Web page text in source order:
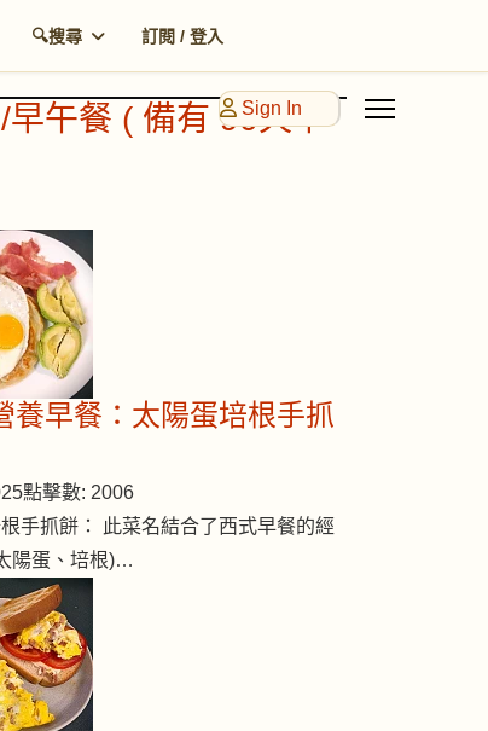
🔍搜尋 訂閱 / 登入
Sign In
早午餐 ( 備有 90天早
養早餐：太陽蛋培根手抓
點擊數: 2006
手抓餅： 此菜名結合了西式早餐的經
陽蛋、培根)…